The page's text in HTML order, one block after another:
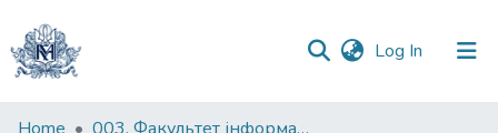
Log In (current)
Communities